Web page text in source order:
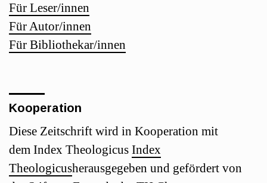
Für Leser/innen
Für Autor/innen
Für Bibliothekar/innen
Kooperation
Diese Zeitschrift wird in Kooperation mit
dem Index Theologicus Index
Theologicusherausgegeben und gefördert von